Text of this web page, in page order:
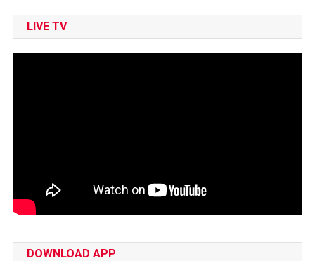
LIVE TV
DOWNLOAD APP